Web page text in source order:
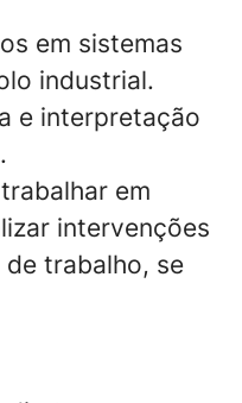
em sistemas
industrial.
e interpretação
em
intervenções
trabalho, se